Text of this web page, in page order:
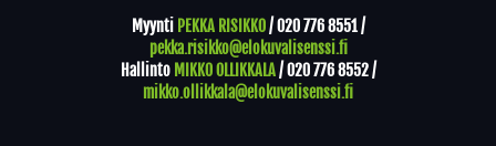
Myynti PEKKA RISIKKO/020 776 8551/
pekka.risikko@elokuvalisenssi.fi
Hallinto MIKKO OLLIKKALA/020 776 8552/
mikko.ollikkala@elokuvalisenssi.fi